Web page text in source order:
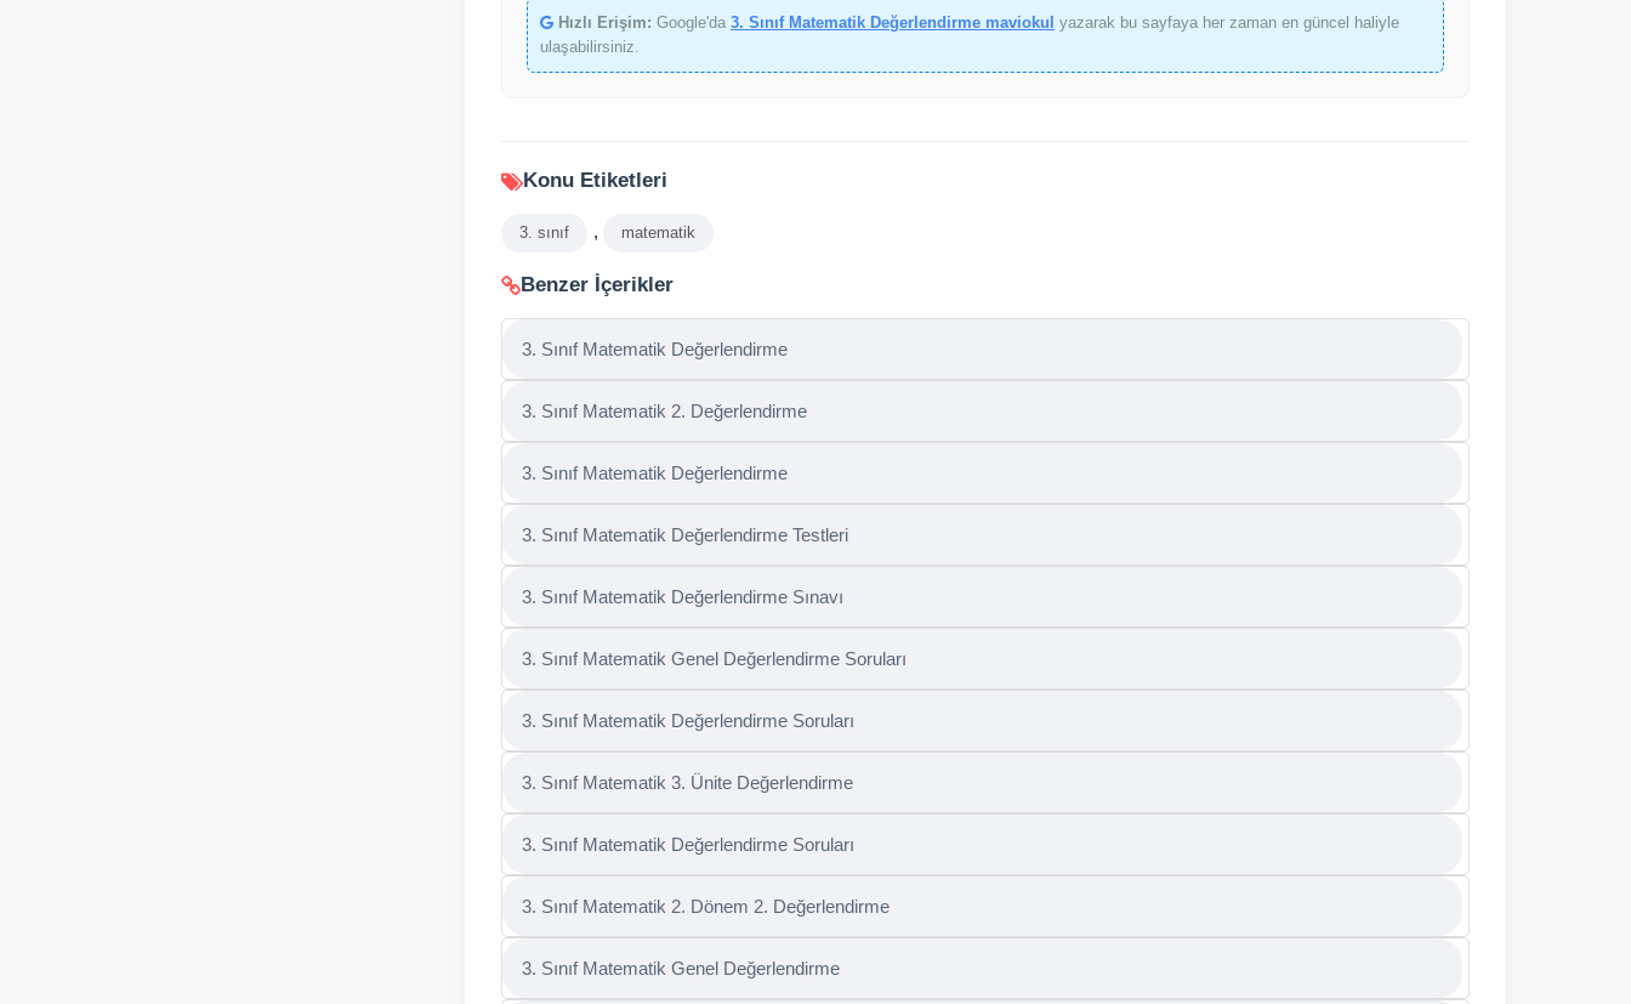
Hızlı Erişim: Google'da 3. Sınıf Matematik Değerlendirme maviokul yazarak bu sayfaya her zaman en güncel haliyle
ulaşabilirsiniz.
Konu Etiketleri
3. sınıf , matematik
Benzer İçerikler
3. Sınıf Matematik Değerlendirme
3. Sınıf Matematik 2. Değerlendirme
3. Sınıf Matematik Değerlendirme
3. Sınıf Matematik Değerlendirme Testleri
3. Sınıf Matematik Değerlendirme Sınavı
3. Sınıf Matematik Genel Değerlendirme Soruları
3. Sınıf Matematik Değerlendirme Soruları
3. Sınıf Matematik 3. Ünite Değerlendirme
3. Sınıf Matematik Değerlendirme Soruları
3. Sınıf Matematik 2. Dönem 2. Değerlendirme
3. Sınıf Matematik Genel Değerlendirme